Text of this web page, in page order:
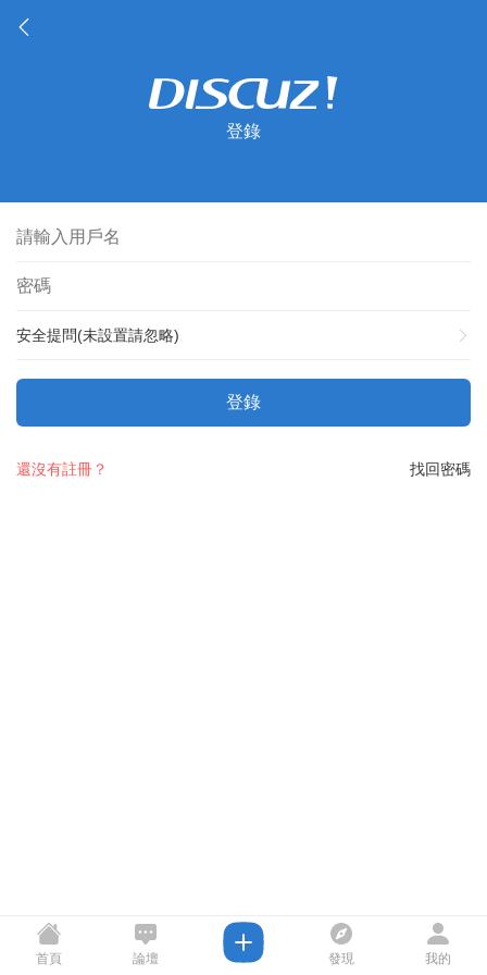
登錄
安全提問(未設置請忽略)
登錄
找回密碼
還沒有註冊？
首頁 論壇 發現 我的